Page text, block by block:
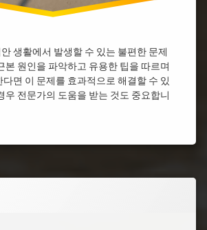
생활에서 발생할 수 있는 불편한 문제
본 원인을 파악하고 유용한 팁을 따르며
면 이 문제를 효과적으로 해결할 수 있
우 전문가의 도움을 받는 것도 중요합니